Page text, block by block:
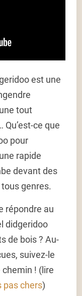
est une
tout
ce que
pour
rapide
devant des
genres.
répondre au
didgeridoo
de bois ? Au-
suivez-le
! (lire
pas chers)